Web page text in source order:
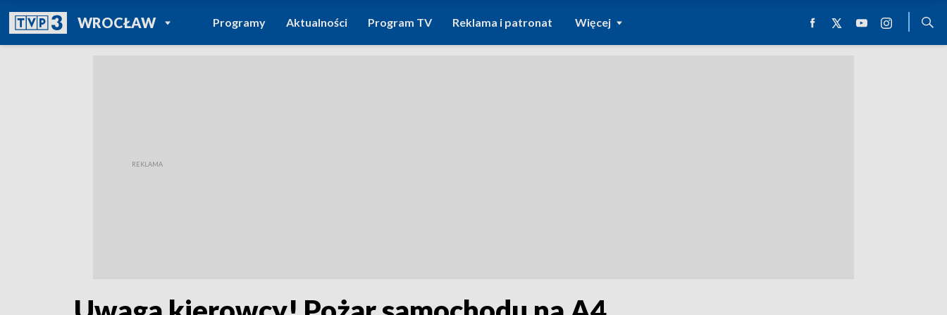
WROCŁAWPOWRÓT DO
TVP REGIONY
Programy Aktualności Program TV Reklama i patronat Więcej